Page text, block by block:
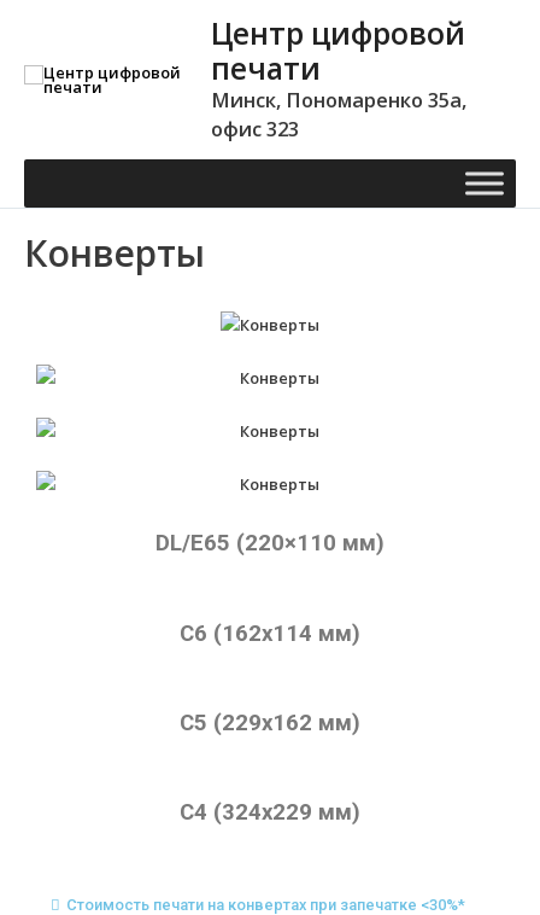
Центр цифровой
печати
Минск, Пономаренко 35а,
офис 323
Конверты
DL/E65 (220×110 мм)
С6 (162х114 мм)
С5 (229х162 мм)
С4 (324х229 мм)
Стоимость печати на конвертах при запечатке <30%*